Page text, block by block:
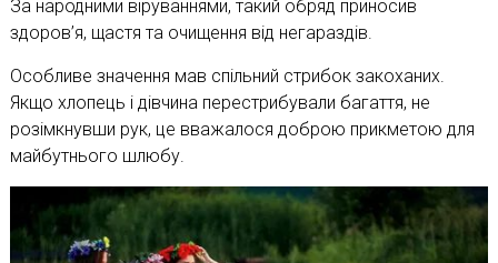
За народними віруваннями, такий обряд приносив
здоров’я, щастя та очищення від негараздів.
Особливе значення мав спільний стрибок закоханих.
Якщо хлопець і дівчина перестрибували багаття, не
розімкнувши рук, це вважалося доброю прикметою для
майбутнього шлюбу.